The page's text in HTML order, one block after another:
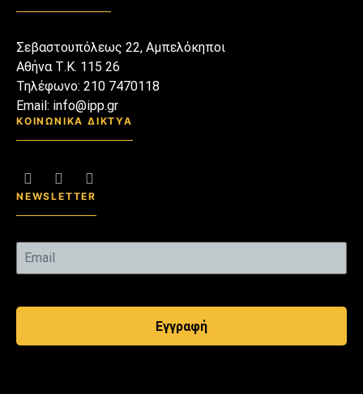
Σεβαστουπόλεως 22, Αμπελόκηποι
Αθήνα Τ.Κ. 115 26
Τηλέφωνο: 210 7470118
Email: info@ipp.gr
ΚΟΙΝΩΝΙΚΑ ΔΙΚΤΥΑ
NEWSLETTER
Εγγραφή